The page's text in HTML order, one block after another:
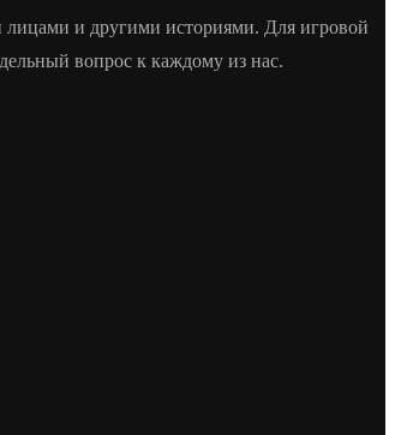
и другими историями. Для игровой
вопрос к каждому из нас.